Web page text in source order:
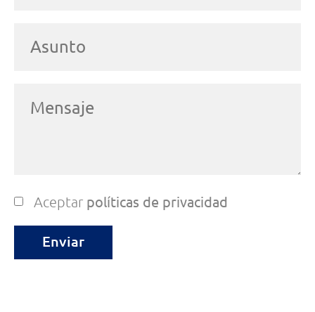
Aceptar políticas de privacidad